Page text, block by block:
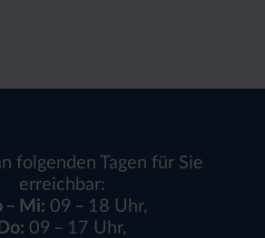
folgenden Tagen für Sie
erreichbar:
– Mi: 09 – 18 Uhr,
Do: 09 – 17 Uhr,